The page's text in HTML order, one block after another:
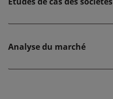
Analyse du marché